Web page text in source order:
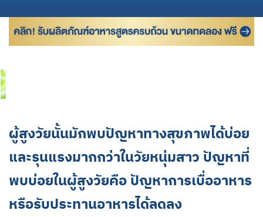
ผู้สูงวัยนั้นมักพบปัญหาทางสุขภาพได้บ่อย
และรุนแรงมากกว่าในวัยหนุ่มสาว ปัญหาที่
พบบ่อยในผู้สูงวัยคือ ปัญหาการเบื่ออาหาร
หรือรับประทานอาหารได้ลดลง